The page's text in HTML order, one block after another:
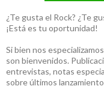
¿Te gusta el Rock? ¿Te
¡Está es tu oportunidad!
Si bien nos
son bienvenidos.
entrevistas, notas
sobre últimos